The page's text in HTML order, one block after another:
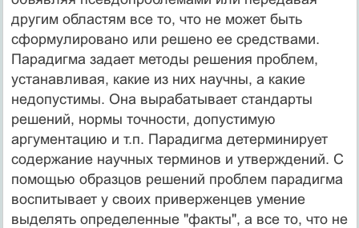
другим об­ластям все то, что не может быть
сформулировано или решено ее средства­ми.
Парадигма задает методы решения проблем,
устанавливая, какие из них научны, а какие
недопустимы. Она вырабатывает стандарты
решений, нор­мы точности, допустимую
аргументацию и т.п. Парадигма детерминирует
содержание научных терминов и утверждений. С
помощью образцов реше­ний проблем парадигма
воспитывает у своих приверженцев умение
выде­лять определенные "факты", а все то, что не